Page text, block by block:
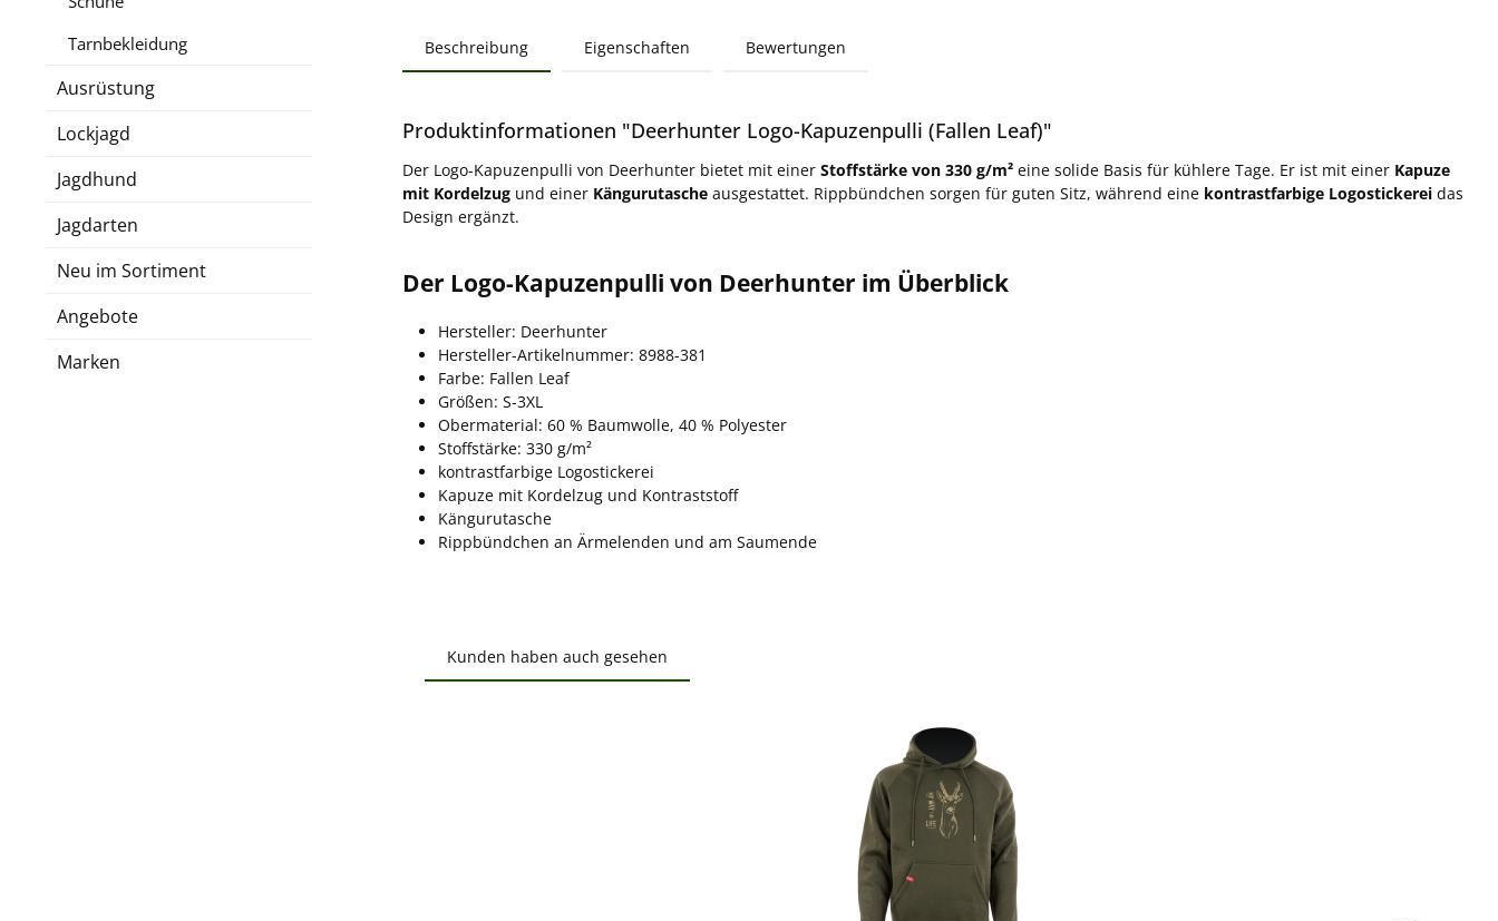
Tarnbekleidung
Ausrüstung
Lockjagd
Jagdhund
Jagdarten
Neu im Sortiment
Angebote
Marken
Beschreibung Eigenschaften Bewertungen
Produktinformationen "Deerhunter Logo-Kapuzenpulli (Fallen Leaf)"
Der Logo-Kapuzenpulli von Deerhunter bietet mit einer Stoffstärke von 330 g/m² eine solide Basis für kühlere Tage. Er ist mit einer Kapuze
mit Kordelzug und einer Kängurutasche ausgestattet. Rippbündchen sorgen für guten Sitz, während eine kontrastfarbige Logostickerei das
Design ergänzt.
Der Logo-Kapuzenpulli von Deerhunter im Überblick
Hersteller: Deerhunter
Hersteller-Artikelnummer: 8988-381
Farbe: Fallen Leaf
Größen: S-3XL
Obermaterial: 60 % Baumwolle, 40 % Polyester
Stoffstärke: 330 g/m²
kontrastfarbige Logostickerei
Kapuze mit Kordelzug und Kontraststoff
Kängurutasche
Rippbündchen an Ärmelenden und am Saumende
Kunden haben auch gesehen